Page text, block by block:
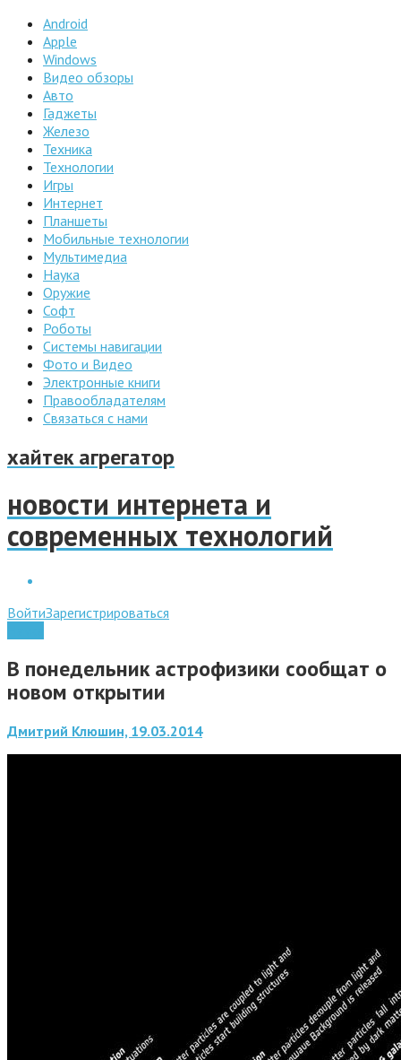
Android
Apple
Windows
Видео обзоры
Авто
Гаджеты
Железо
Техника
Технологии
Игры
Интернет
Планшеты
Мобильные технологии
Мультимедиа
Наука
Оружие
Софт
Роботы
Системы навигации
Фото и Видео
Электронные книги
Правообладателям
Связаться с нами
хайтек агрегатор
новости интернета и
современных технологий
ВойтиЗарегистрироваться
В понедельник астрофизики сообщат о
новом открытии
Дмитрий Клюшин, 19.03.2014